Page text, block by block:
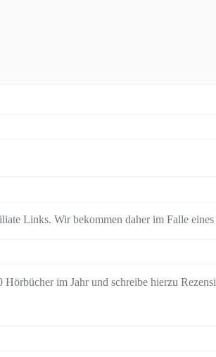
Links. Wir bekommen daher im Falle
Hörbücher im Jahr und schreibe hierzu